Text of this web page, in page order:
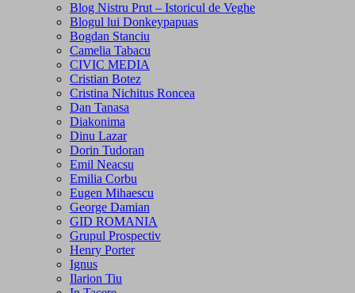
Blog Nistru Prut – Istoricul de Veghe
Blogul lui Donkeypapuas
Bogdan Stanciu
Camelia Tabacu
CIVIC MEDIA
Cristian Botez
Cristina Nichitus Roncea
Dan Tanasa
Diakonima
Dinu Lazar
Dorin Tudoran
Emil Neacsu
Emilia Corbu
Eugen Mihaescu
George Damian
GID ROMANIA
Grupul Prospectiv
Henry Porter
Ignus
Ilarion Tiu